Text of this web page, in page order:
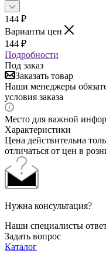
144 ₽
Варианты цен
144 ₽
Подробности
Под заказ
Заказать товар
Наши менеджеры
условия заказа
Место для важной
Характеристики
Цена действительна
отличаться от цен в
Нужна консультация?
Наши специалисты
Задать вопрос
Каталог